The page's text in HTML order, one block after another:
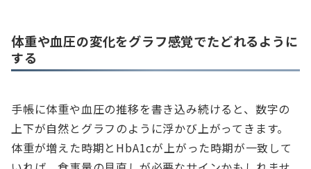
体重や血圧の変化をグラフ感覚でたどれるように
する
手帳に体重や血圧の推移を書き込み続けると、数字の
上下が自然とグラフのように浮かび上がってきます。
体重が増えた時期とHbA1cが上がった時期が一致して